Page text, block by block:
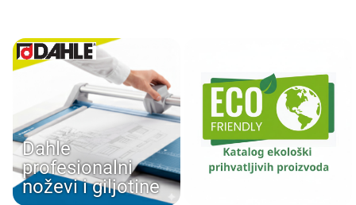
Dahle
profesionalni
noževi i giljotine